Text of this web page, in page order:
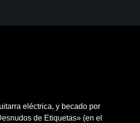
eléctrica, y becado por
de Etiquetas» (en el